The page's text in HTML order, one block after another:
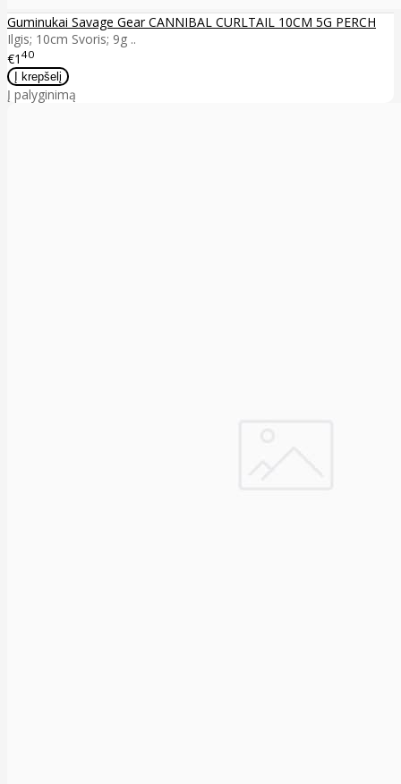
Guminukai Savage Gear CANNIBAL CURLTAIL 10CM 5G PERCH
Ilgis; 10cm Svoris; 9g ..
€1 40
Į palyginimą